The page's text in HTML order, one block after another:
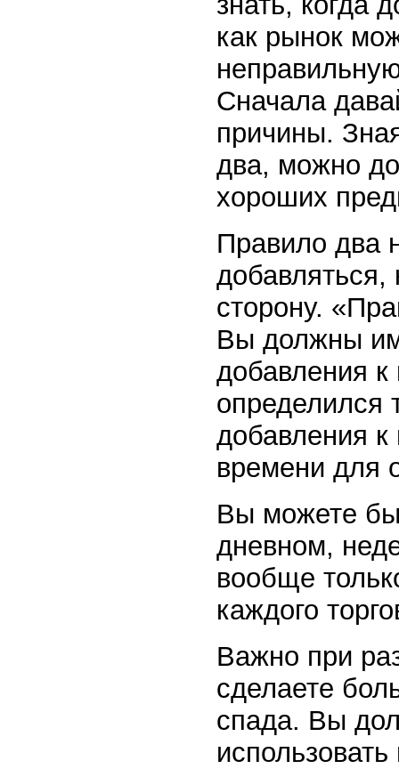
как рынок
Сначала
причины.
два, можно
хороших
Правило два
сторону.
Вы должны
добавления к
определился
добавления к
времени для
Вы можете
дневном,
вообще
каждого
Важно при
сделаете
спада. Вы